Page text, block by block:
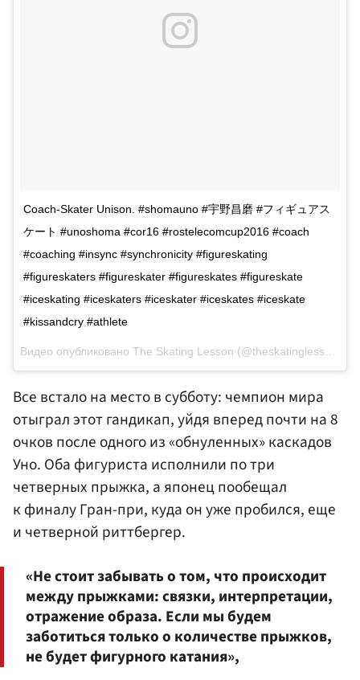
Coach-Skater Unison. #shomauno #宇野昌磨 #フィギュアス
ケート #unoshoma #cor16 #rostelecomcup2016 #coach
#coaching #insync #synchronicity #figureskating
#figureskaters #figureskater #figureskates #figureskate
#iceskating #iceskaters #iceskater #iceskates #iceskate
#kissandcry #athlete
Все встало на место в субботу: чемпион мира
отыграл этот гандикап, уйдя вперед почти на 8
очков после одного из «обнуленных» каскадов
Уно. Оба фигуриста исполнили по три
четверных прыжка, а японец пообещал
к финалу Гран-при, куда он уже пробился, еще
и четверной риттбергер.
«Не стоит забывать о том, что происходит
между прыжками: связки, интерпретации,
отражение образа. Если мы будем
заботиться только о количестве прыжков,
не будет фигурного катания»,